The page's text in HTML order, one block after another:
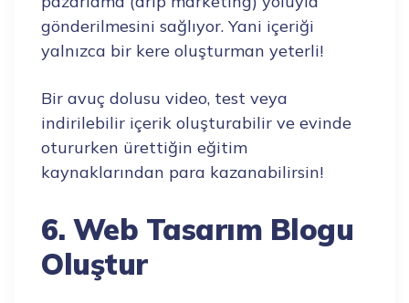
gönderilmesini sağlıyor. Yani içeriği
yalnızca bir kere oluşturman yeterli!
Bir avuç dolusu video, test veya
indirilebilir içerik oluşturabilir ve evinde
otururken ürettiğin eğitim
kaynaklarından para kazanabilirsin!
6. Web Tasarım Blogu
Oluştur